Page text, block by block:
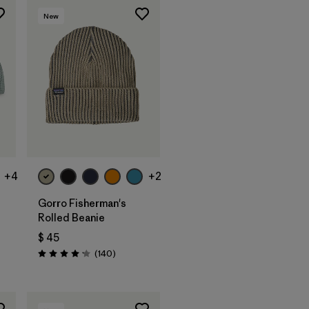
+4
Agregar a la
New
+2
Gorro Fisherman's
Rolled Beanie
$ 45
Valoración: 4.1 / 5
(140Comentarios
)